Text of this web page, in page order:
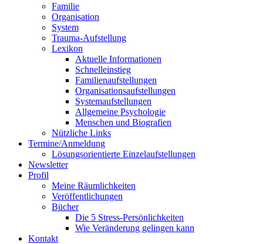
Familie
Organisation
System
Trauma-Aufstellung
Lexikon
Aktuelle Informationen
Schnelleinstieg
Familienaufstellungen
Organisationsaufstellungen
Systemaufstellungen
Allgemeine Psychologie
Menschen und Biografien
Nützliche Links
Termine/Anmeldung
Lösungsorientierte Einzelaufstellungen
Newsletter
Profil
Meine Räumlichkeiten
Veröffentlichungen
Bücher
Die 5 Stress-Persönlichkeiten
Wie Veränderung gelingen kann
Kontakt